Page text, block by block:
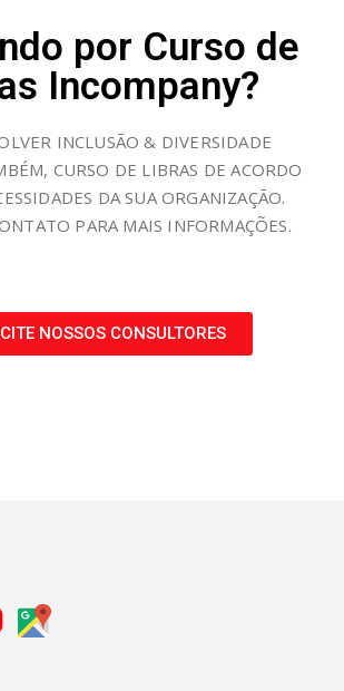
por Curso de
Incompany?
INCLUSÃO & DIVERSIDADE
CURSO DE LIBRAS DE ACORDO
DA SUA ORGANIZAÇÃO.
PARA MAIS INFORMAÇÕES.​
NOSSOS CONSULTORES